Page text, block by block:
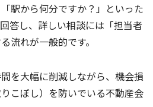
駅から何分ですか？」といった
答し、詳しい相談には「担当者
流れが一般的です。
を大幅に削減しながら、機会損
こぼし）を防いでいる不動産会